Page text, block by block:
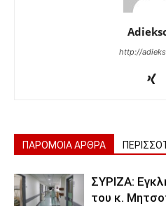
http://
ΠΑΡΟΜΟΙΑ ΑΡΘΡΑ
ΣΥΡΙΖΑ:
του κ.